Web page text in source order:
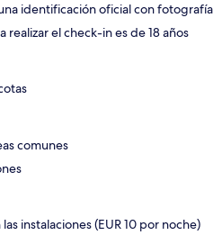
identificación oficial con fotografía
realizar el check-in es de 18 años
comunes
instalaciones (EUR 10 por noche)